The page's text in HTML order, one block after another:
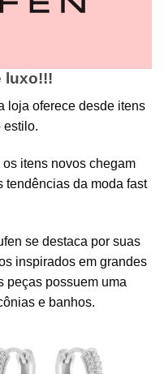
luxo!!!
loja oferece desde itens
estilo.
itens novos chegam
tendências da moda fast
se destaca por suas
inspirados em grandes
peças possuem uma
e banhos.